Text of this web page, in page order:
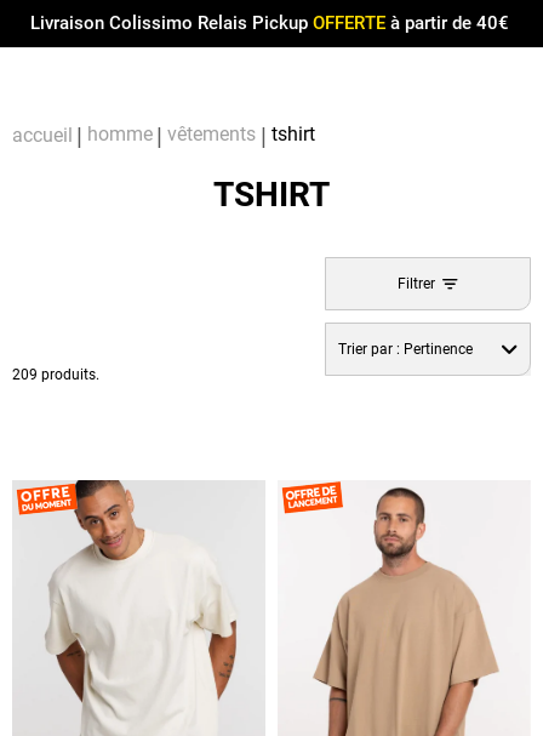
Livraison Colissimo Relais Pickup OFFERTEà partir de 40€
accueil homme vêtements tshirt
TSHIRT
209 produits.
Filtrer
Trier par : Pertinence